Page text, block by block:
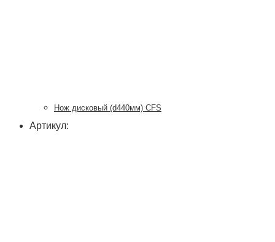
Нож дисковый (d440мм) CFS
Артикул: